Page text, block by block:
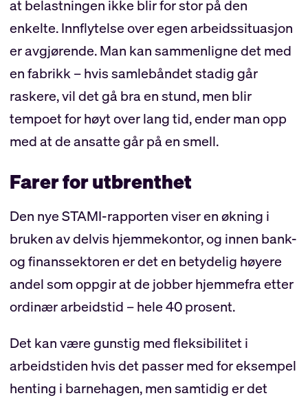
at belastningen ikke blir for stor på den
enkelte. Innflytelse over egen arbeidssituasjon
er avgjørende. Man kan sammenligne det med
en fabrikk – hvis samlebåndet stadig går
raskere, vil det gå bra en stund, men blir
tempoet for høyt over lang tid, ender man opp
med at de ansatte går på en smell.
Farer for utbrenthet
Den nye STAMI-rapporten viser en økning i
bruken av delvis hjemmekontor, og innen bank-
og finanssektoren er det en betydelig høyere
andel som oppgir at de jobber hjemmefra etter
ordinær arbeidstid – hele 40 prosent.
Det kan være gunstig med fleksibilitet i
arbeidstiden hvis det passer med for eksempel
henting i barnehagen, men samtidig er det